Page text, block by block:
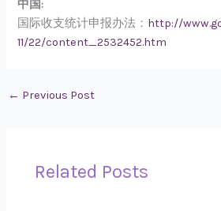
中国:
国际收支统计申报办法： http://
11/22/content_2532452.htm
← Previous Post
Related Posts